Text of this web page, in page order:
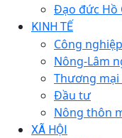
Đạo đức Hồ
KINH TẾ
Công nghiệp
Nông-Lâm
Thương mại
Đầu tư
Nông thôn
XÃ HỘI